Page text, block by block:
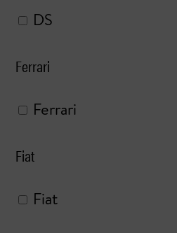
DS
Ferrari
Ferrari
Fiat
Fiat